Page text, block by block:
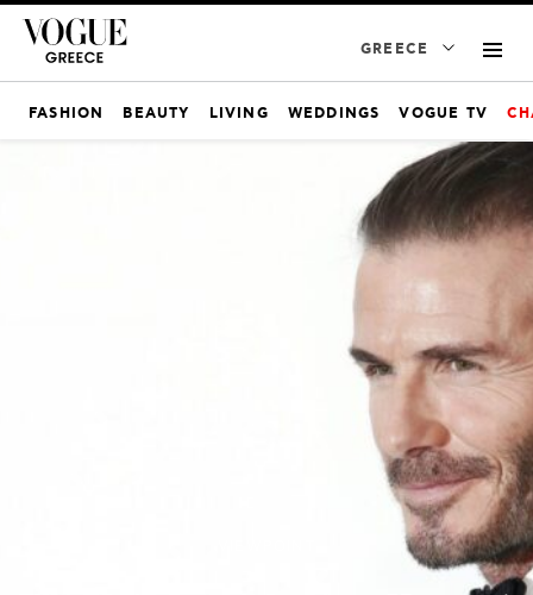
GREECE
FASHION BEAUTY LIVING WEDDINGS VOGUE TV